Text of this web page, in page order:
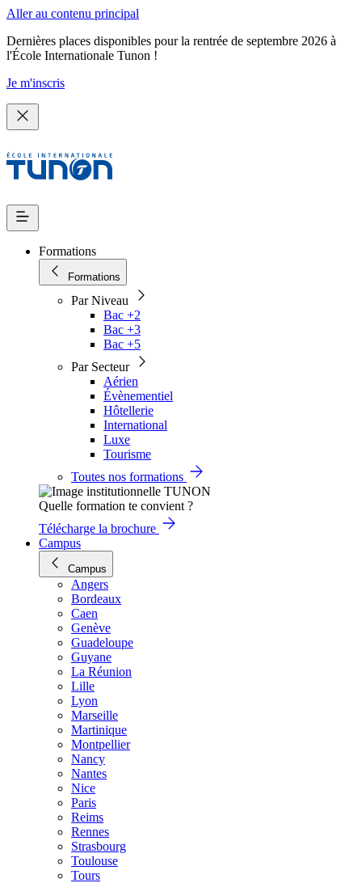
Aller au contenu principal
Dernières places disponibles pour la rentrée de septembre 2026 à
l'École Internationale Tunon !
Je m'inscris
Formations
Formations
Par Niveau
Bac +2
Bac +3
Bac +5
Par Secteur
Aérien
Évènementiel
Hôtellerie
International
Luxe
Tourisme
Toutes nos formations
Quelle formation te convient ?
Télécharge la brochure
Campus
Campus
Angers
Bordeaux
Caen
Genève
Guadeloupe
Guyane
La Réunion
Lille
Lyon
Marseille
Martinique
Montpellier
Nancy
Nantes
Nice
Paris
Reims
Rennes
Strasbourg
Toulouse
Tours